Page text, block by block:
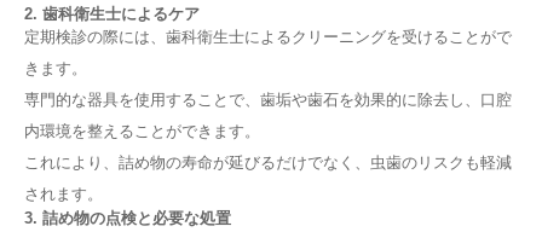
2. 歯科衛生士によるケア
定期検診の際には、歯科衛生士によるクリーニングを受けることがで
きます。
専門的な器具を使用することで、歯垢や歯石を効果的に除去し、口腔
内環境を整えることができます。
これにより、詰め物の寿命が延びるだけでなく、虫歯のリスクも軽減
されます。
3. 詰め物の点検と必要な処置